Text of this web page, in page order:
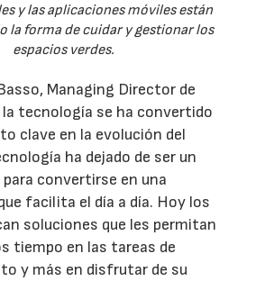
y las aplicaciones móviles están
la forma de cuidar y gestionar los
espacios verdes.
Managing Director de
tecnología se ha convertido
clave en la evolución del
ha dejado de ser un
convertirse en una
facilita el día a día. Hoy los
soluciones que les permitan
tiempo en las tareas de
y más en disfrutar de su